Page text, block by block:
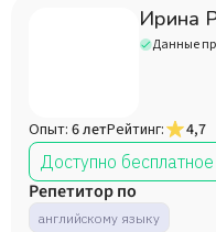
Ирина
Данные
Опыт: 6 летРейтинг:
4,7
Доступно бесплатное
Репетитор по
английскому языку